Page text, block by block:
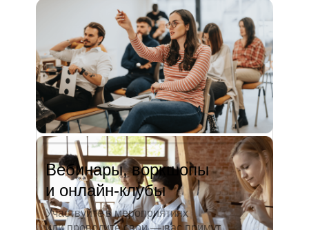
Вебинары, воркшопы
и онлайн-клубы
Участвуйте в мероприятиях
или проводите свои — вас примут
педагогический университет, пошла
преподавать в школу. Проработав в ней
5 лет, я поняла, что нужно двигать...
Читать полностью →